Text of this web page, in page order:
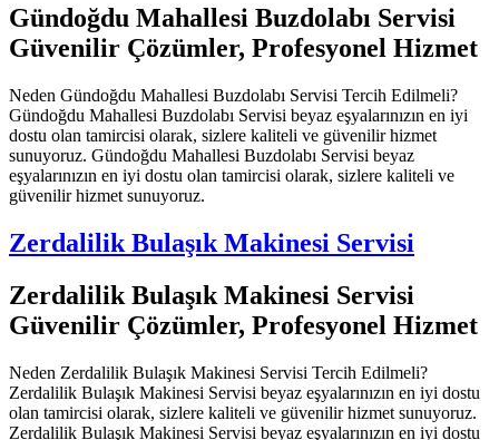
Gündoğdu Mahallesi Buzdolabı Servisi
Güvenilir Çözümler, Profesyonel Hizmet
Neden Gündoğdu Mahallesi Buzdolabı Servisi Tercih Edilmeli?
Gündoğdu Mahallesi Buzdolabı Servisi beyaz eşyalarınızın en iyi
dostu olan tamircisi olarak, sizlere kaliteli ve güvenilir hizmet
sunuyoruz. Gündoğdu Mahallesi Buzdolabı Servisi beyaz
eşyalarınızın en iyi dostu olan tamircisi olarak, sizlere kaliteli ve
güvenilir hizmet sunuyoruz.
Zerdalilik Bulaşık Makinesi Servisi
Zerdalilik Bulaşık Makinesi Servisi
Güvenilir Çözümler, Profesyonel Hizmet
Neden Zerdalilik Bulaşık Makinesi Servisi Tercih Edilmeli?
Zerdalilik Bulaşık Makinesi Servisi beyaz eşyalarınızın en iyi dostu
olan tamircisi olarak, sizlere kaliteli ve güvenilir hizmet sunuyoruz.
Zerdalilik Bulaşık Makinesi Servisi beyaz eşyalarınızın en iyi dostu